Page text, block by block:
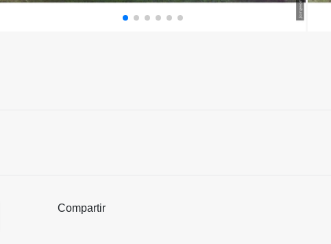
Compartir